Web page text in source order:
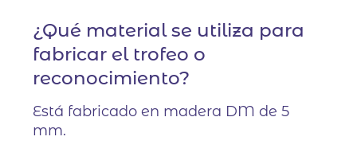
¿Qué material se utiliza para
fabricar el trofeo o
reconocimiento?
Está fabricado en madera DM de 5
mm.